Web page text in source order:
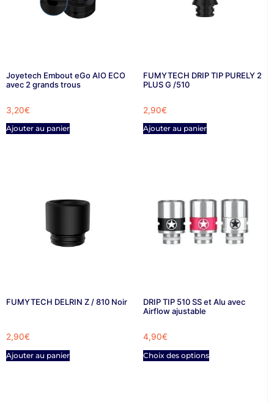
Joyetech Embout eGo AIO ECO
avec 2 grands trous
3,20€
Ajouter au panier
FUMYTECH DRIP TIP PURELY 2
PLUS G /510
2,90€
Ajouter au panier
FUMYTECH DELRIN Z / 810 Noir
2,90€
Ajouter au panier
DRIP TIP 510 SS et Alu avec
Airflow ajustable
4,90€
Choix des options